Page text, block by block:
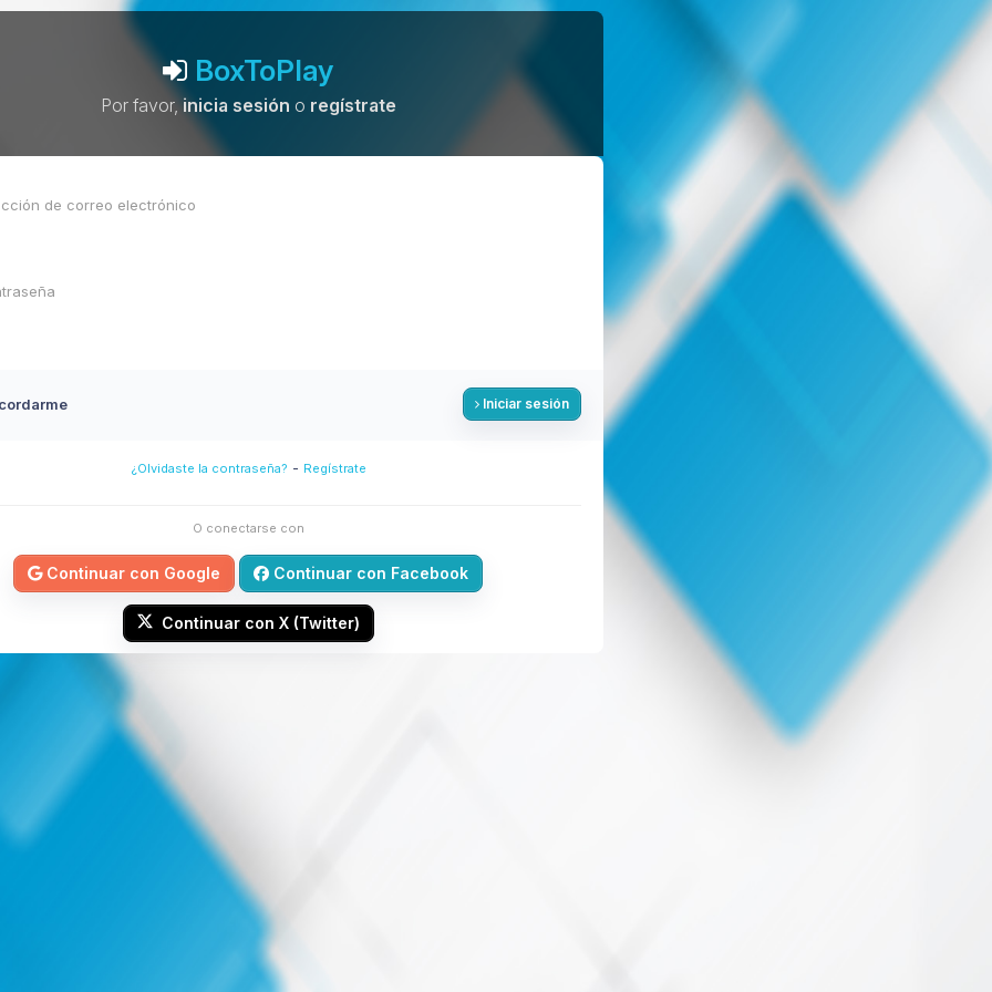
BoxToPlay
Por favor,inicia sesión o regístrate
Iniciar sesión
¿Olvidaste la contraseña? - Regístrate
O conectarse con
Continuar con Google Continuar con Facebook
Continuar con X (Twitter)